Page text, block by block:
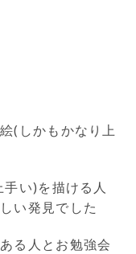
(しかもかなり上
い)を描ける人
い発見でした
る人とお勉強会